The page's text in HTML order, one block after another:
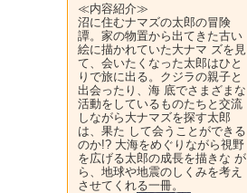
≪内容紹介≫
沼に住むナマズの太郎の冒険
譚。家の物置から出てきた古い
絵に描かれていた大ナマ ズを見
て、会いたくなった太郎はひと
りで旅に出る。クジラの親子と
出会ったり、海 底でさまざまな
活動をしているものたちと交流
しながら大ナマズを探す太郎
は、果た して会うことができる
のか!? 大海をめぐりながら視野
を広げる太郎の成長を描きな が
ら、地球や地震のしくみを考え
させてくれる一冊。